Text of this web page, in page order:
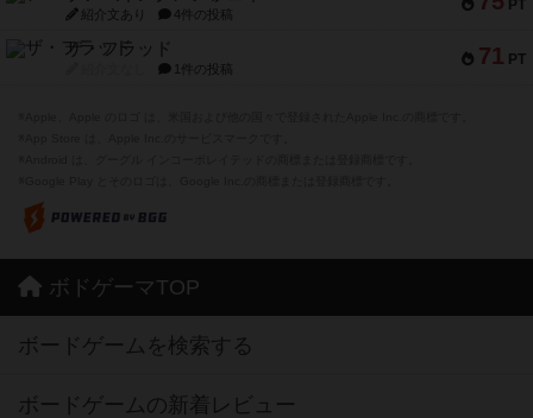
PT
紹介文あり 4件の投稿
71 PT
ザ・フラッド
1件の投稿
ボドゲーマTOP
ボードゲームを検索する
ボードゲームの新着レビュー